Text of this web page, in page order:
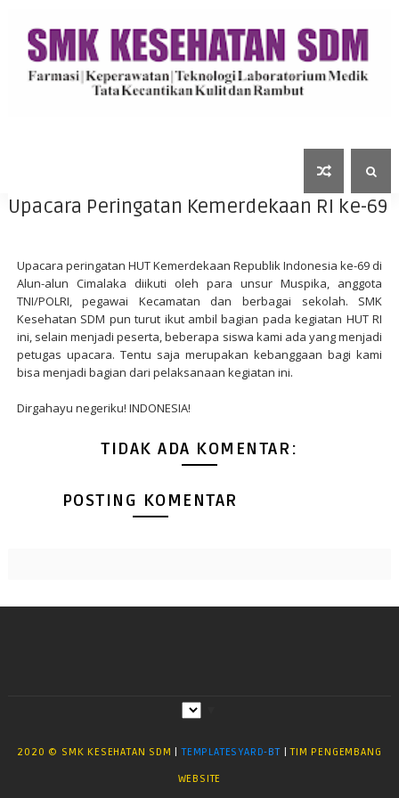
Upacara Peringatan Kemerdekaan RI ke-69
Upacara peringatan HUTKemerdekaan Republik Indonesia ke-69 di
Alun-alun Cimalaka
diikuti oleh paraunsurMuspika, anggota
TNI/POLRI,pegawai Kecamatan danberbagai sekolah. SMK
Kesehatan SDM pun turut ikut ambil bagian pada kegiatan HUT RI
ini, selain menjadi peserta, beberapa siswa kami ada yang menjadi
petugas upacara. Tentu saja merupakankebanggaan bagi kami
bisa menjadi bagian dari pelaksanaan kegiatan ini.
Dirgahayu negeriku! INDONESIA!
TIDAK ADA KOMENTAR:
POSTING KOMENTAR
2020 © SMK KESEHATAN SDM |TEMPLATESYARD-BT|TIM PENGEMBANG
WEBSITE